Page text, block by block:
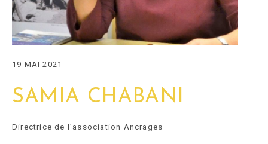
19 MAI 2021
SAMIA CHABANI
Directrice de l’association Ancrages